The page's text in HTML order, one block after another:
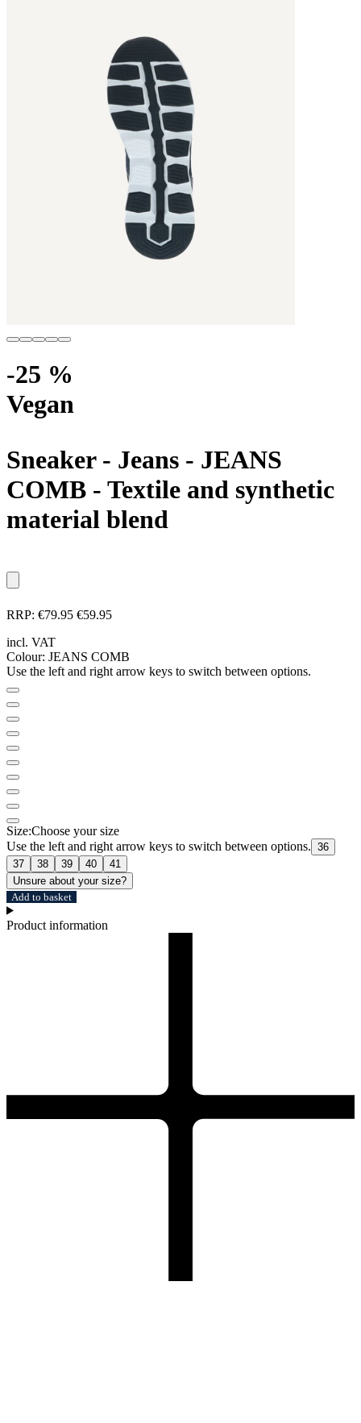
-25 %
Vegan
Sneaker - Jeans - JEANS
COMB - Textile and synthetic
material blend
RRP: €79.95 €59.95
incl. VAT
Colour: JEANS COMB
Use the left and right arrow keys to switch between options.
Size:Choose your size
Use the left and right arrow keys to switch between options. 36
37
38 39 40
41
Unsure about your size?
Add to basket
Product information